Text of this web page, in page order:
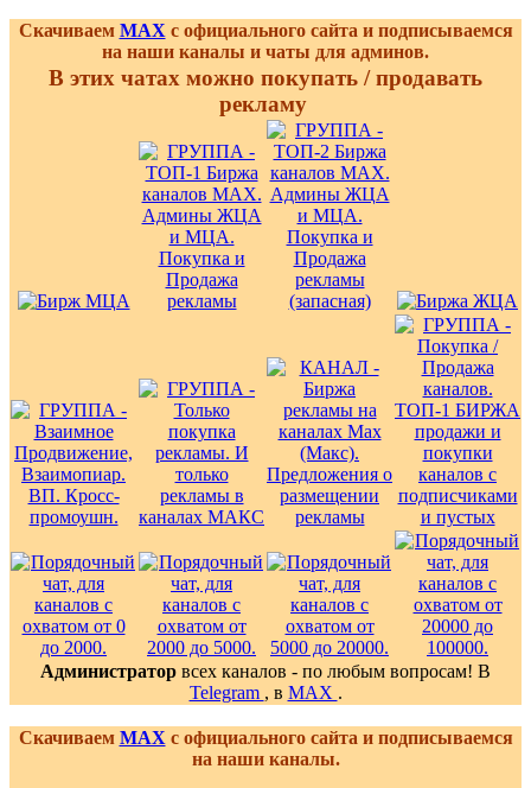
Скачиваем MAX с официального сайта и подписываемся
на наши каналы и чаты для админов.
В этих чатах можно покупать / продавать
рекламу
Администратор всех каналов - по любым вопросам! В
Telegram , в MAX .
Скачиваем MAX с официального сайта и подписываемся
на наши каналы.